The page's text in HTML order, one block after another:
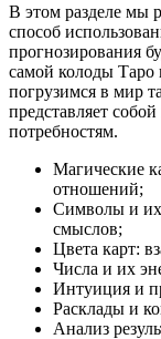
В этом разделе мы
способ
прогнозирования
самой колоды
погрузимся в мир
представляет
потребностям.
Магические
отношений;
Символы и их
смыслов;
Цвета карт:
Числа и их
Интуиция и
Расклады и
Анализ